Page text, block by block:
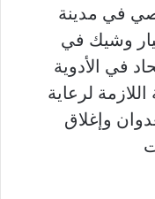
في مدينة
وشيك في
في الأدوية
لرعاية
وإغلاق